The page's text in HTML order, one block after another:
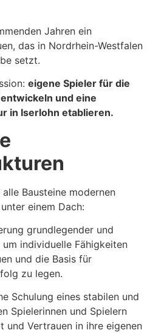
Jahren ein
das in Nordrhein-Westfalen
setzt.
eigene Spieler für die
und eine
in Iserlohn etablieren.
Bausteine modernen
einem Dach:
grundlegender und
individuelle Fähigkeiten
und die Basis für
zu legen.
Schulung eines stabilen und
Spielerinnen und Spielern
und Vertrauen in ihre eigenen